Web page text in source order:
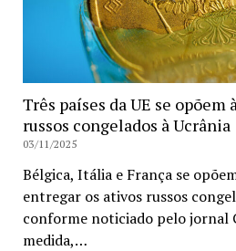
Três países da UE se opõem
russos congelados à Ucrânia
03/11/2025
Bélgica, Itália e França se
entregar os ativos russos
conforme noticiado pelo jornal
medida,…